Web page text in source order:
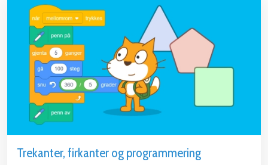
Trekanter, firkanter og programmering